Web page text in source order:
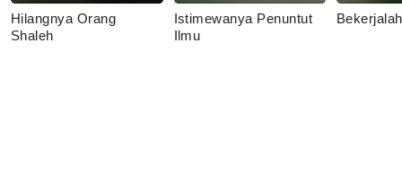
Hilangnya Orang
Shaleh
Istimewanya Penuntut
Ilmu
Bekerjalah